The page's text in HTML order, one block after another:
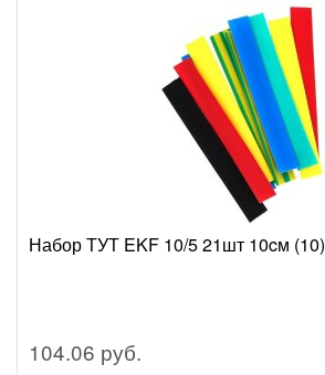
Набор ТУТ EKF 10/5 21шт 10cм (10)
104.06 руб.